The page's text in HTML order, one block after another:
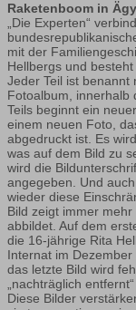
Raketenboom in
„Die Experten“
mit der
Hellbergs und
Jeder Teil ist benannt
Fotoalbum, innerhalb
Teils beginnt ein
einem neuen Foto,
abgedruckt ist. Es
was auf dem Bild zu
wird die
angegeben. Und
wieder diese
Bild zeigt immer
abbildet. Auf dem
die 16-jährige Rita
Internat im
das letzte Bild wird
„nachträglich
Diese Bilder